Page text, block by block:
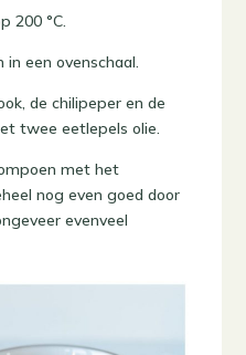
200 °C.
een ovenschaal.
de chilipeper en de
twee eetlepels olie.
met het
nog even goed door
evenveel